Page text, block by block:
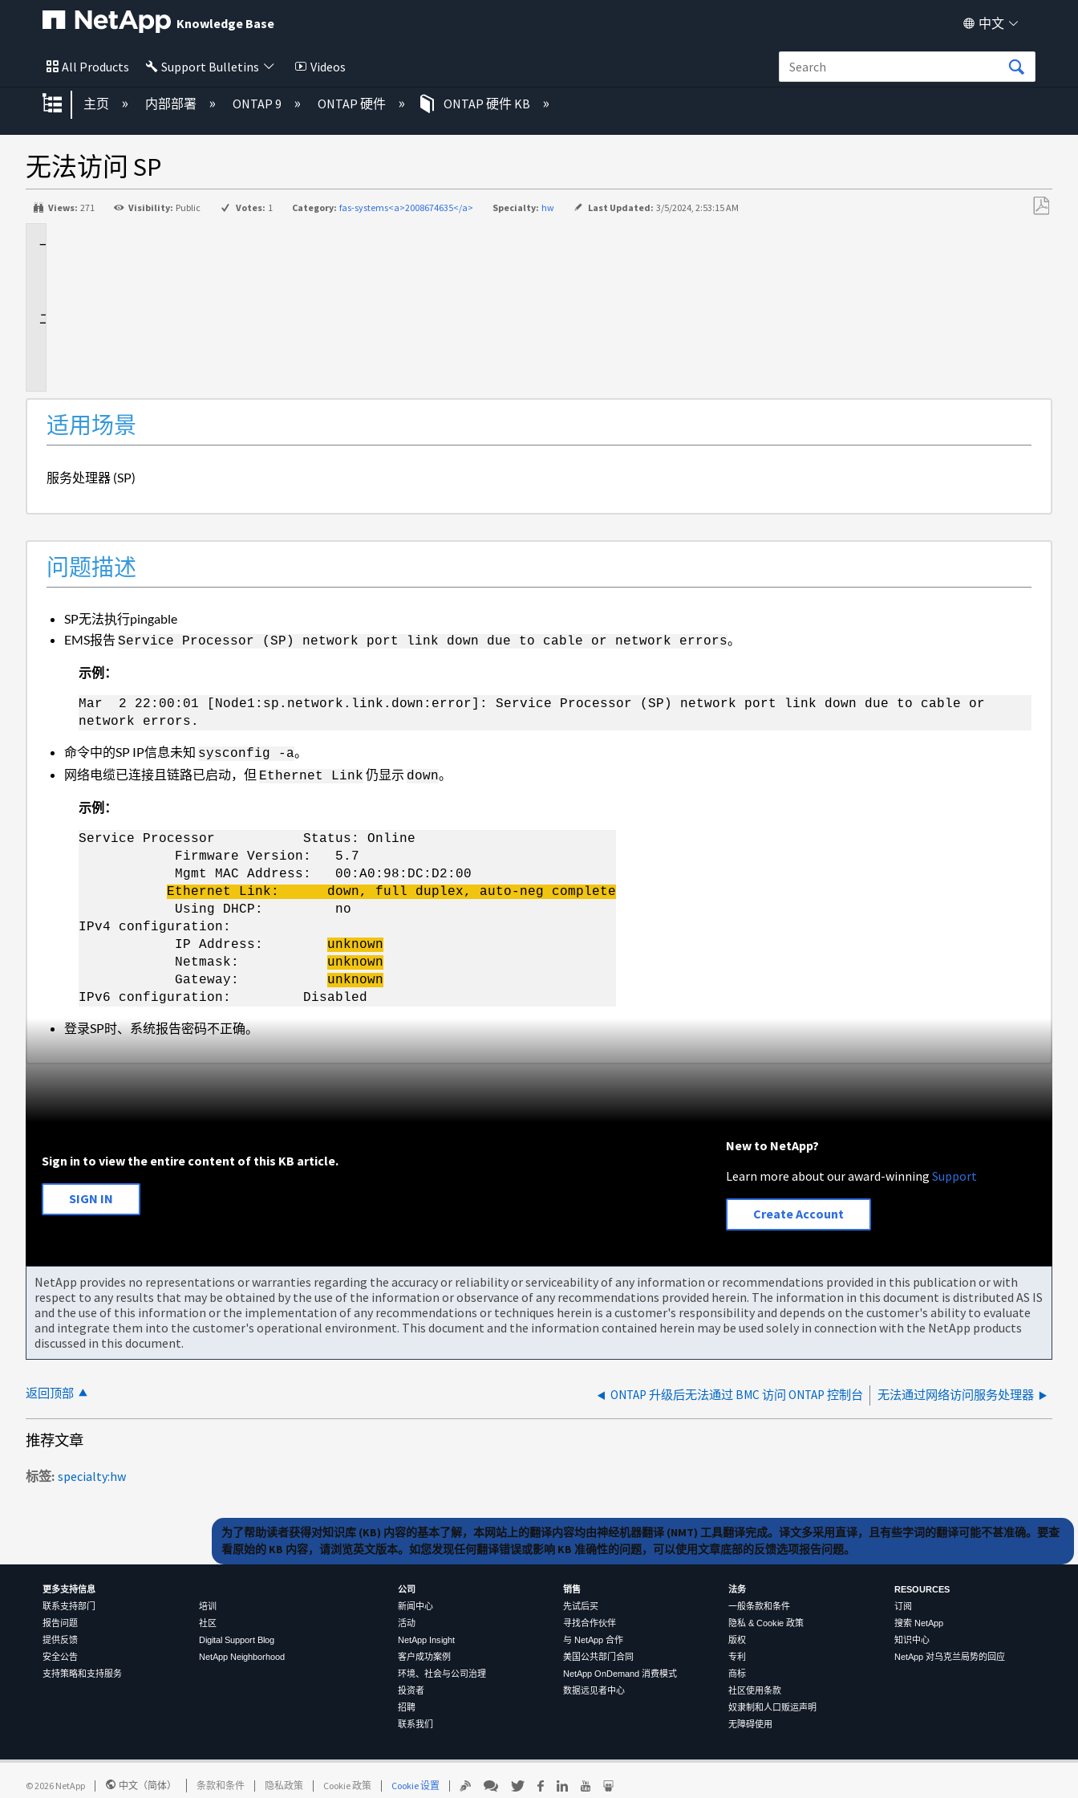
Knowledge Base 中文
All Products Support Bulletins Videos
扩展/隐缩全局层次
主页 内部部署 ONTAP 9 ONTAP 硬件 ONTAP 硬件 KB
无法访问 SP
Views: 271 Visibility: Public Votes: 1 Category: fas-systems<a>2008674635</a> Specialty: hw Last Updated: 3/5/2024, 2:53:15 AM
适用场景
服务处理器 (SP)
问题描述
SP无法执行pingable
EMS报告Service Processor (SP) network port link down due to cable or network errors。
示例：
Mar 2 22:00:01 [Node1:sp.network.link.down:error]: Service Processor (SP) network port link down due to cable or
network errors.
命令中的SP IP信息未知 sysconfig -a。
网络电缆已连接且链路已启动，但 Ethernet Link 仍显示 down。
示例：
Service Processor Status: Online
Firmware Version: 5.7
Mgmt MAC Address: 00:A0:98:DC:D2:00
Ethernet Link: down, full duplex, auto-neg complete
Using DHCP: no
IPv4 configuration:
IP Address: unknown
Netmask: unknown
Gateway: unknown
IPv6 configuration: Disabled
登录SP时、系统报告密码不正确。
Sign in to view the entire content of this KB article.
SIGN IN
New to NetApp?
Learn more about our award-winningSupport
Create Account
NetApp provides no representations or warranties regarding the accuracy or reliability or serviceability of any information or recommendations provided in this publication or with
respect to any results that may be obtained by the use of the information or observance of any recommendations provided herein. The information in this document is distributed AS IS
and the use of this information or the implementation of any recommendations or techniques herein is a customer's responsibility and depends on the customer's ability to evaluate
and integrate them into the customer's operational environment. This document and the information contained herein may be used solely in connection with the NetApp products
discussed in this document.
返回顶部 ONTAP 升级后无法通过 BMC 访问 ONTAP 控制台 无法通过网络访问服务处理器
推荐文章
标签 specialty:hw
为了帮助读者获得对知识库 (KB) 内容的基本了解，本网站上的翻译内容均由神经机器翻译 (NMT) 工具翻译完成。译文多采用直译，且有些字词的翻译可能不甚准确。要查
看原始的 KB 内容，请浏览英文版本。如您发现任何翻译错误或影响 KB 准确性的问题，可以使用文章底部的反馈选项报告问题。
更多支持信息
联系支持部门
报告问题
提供反馈
安全公告
支持策略和支持服务
培训
社区
Digital Support Blog
NetApp Neighborhood
公司
新闻中心
活动
NetApp Insight
客户成功案例
环境、社会与公司治理
投资者
招聘
联系我们
销售
先试后买
寻找合作伙伴
与 NetApp 合作
美国公共部门合同
NetApp OnDemand 消费模式
数据远见者中心
法务
一般条款和条件
隐私 & Cookie 政策
版权
专利
商标
社区使用条款
奴隶制和人口贩运声明
无障碍使用
RESOURCES
订阅
搜索 NetApp
知识中心
NetApp 对乌克兰局势的回应
©2026 NetApp 中文（简体） 条款和条件 隐私政策 Cookie 政策 Cookie 设置